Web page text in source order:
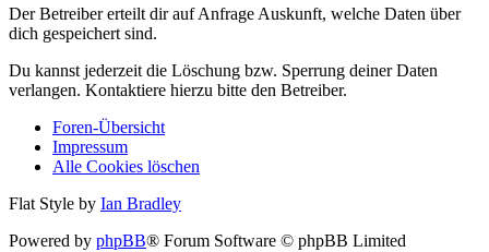
Der Betreiber erteilt dir auf Anfrage Auskunft, welche Daten über
dich gespeichert sind.
Du kannst jederzeit die Löschung bzw. Sperrung deiner Daten
verlangen. Kontaktiere hierzu bitte den Betreiber.
Foren-Übersicht
Impressum
Alle Cookies löschen
Flat Style by Ian Bradley
Powered by phpBB® Forum Software © phpBB Limited